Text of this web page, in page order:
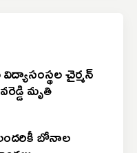
చైర్మన్
మృతి
బోనాల